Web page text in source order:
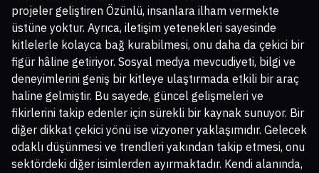
projeler geliştiren Özünlü, insanlara ilham vermekte
üstüne yoktur. Ayrıca, iletişim yetenekleri sayesinde
kitlelerle kolayca bağ kurabilmesi, onu daha da çekici bir
figür hâline getiriyor. Sosyal medya mevcudiyeti, bilgi ve
deneyimlerini geniş bir kitleye ulaştırmada etkili bir araç
haline gelmiştir. Bu sayede, güncel gelişmeleri ve
fikirlerini takip edenler için sürekli bir kaynak sunuyor. Bir
diğer dikkat çekici yönü ise vizyoner yaklaşımıdır. Gelecek
odaklı düşünmesi ve trendleri yakından takip etmesi, onu
sektördeki diğer isimlerden ayırmaktadır. Kendi alanında,